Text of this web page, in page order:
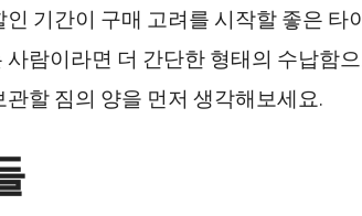
기간이 구매 고려를 시작할 좋은 타
람이라면 더 간단한 형태의 수납함
할 짐의 양을 먼저 생각해보세요.